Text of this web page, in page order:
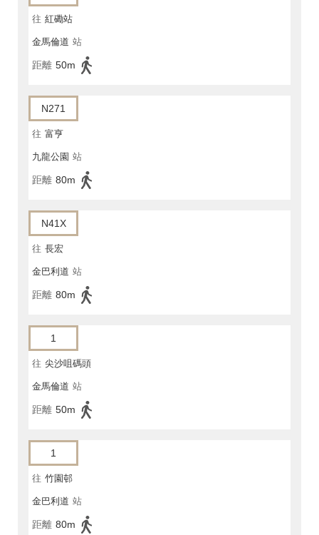
往 紅磡站
金馬倫道 站
距離 50m
N271
往 富亨
九龍公園 站
距離 80m
N41X
往 長宏
金巴利道 站
距離 80m
1
往 尖沙咀碼頭
金馬倫道 站
距離 50m
1
往 竹園邨
金巴利道 站
距離 80m